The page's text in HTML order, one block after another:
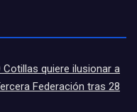
quiere ilusionar a
Federación tras 28